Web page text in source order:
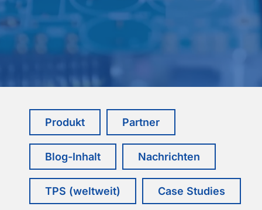
Produkt Partner
Blog-Inhalt Nachrichten
TPS (weltweit) Case Studies